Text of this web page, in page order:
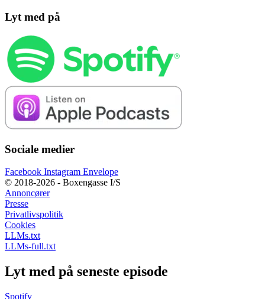
Lyt med på
Sociale medier
Facebook Instagram Envelope
© 2018-2026 - Boxengasse I/S
Annoncører
Presse
Privatlivspolitik
Cookies
LLMs.txt
LLMs-full.txt
Lyt med på seneste episode
Spotify